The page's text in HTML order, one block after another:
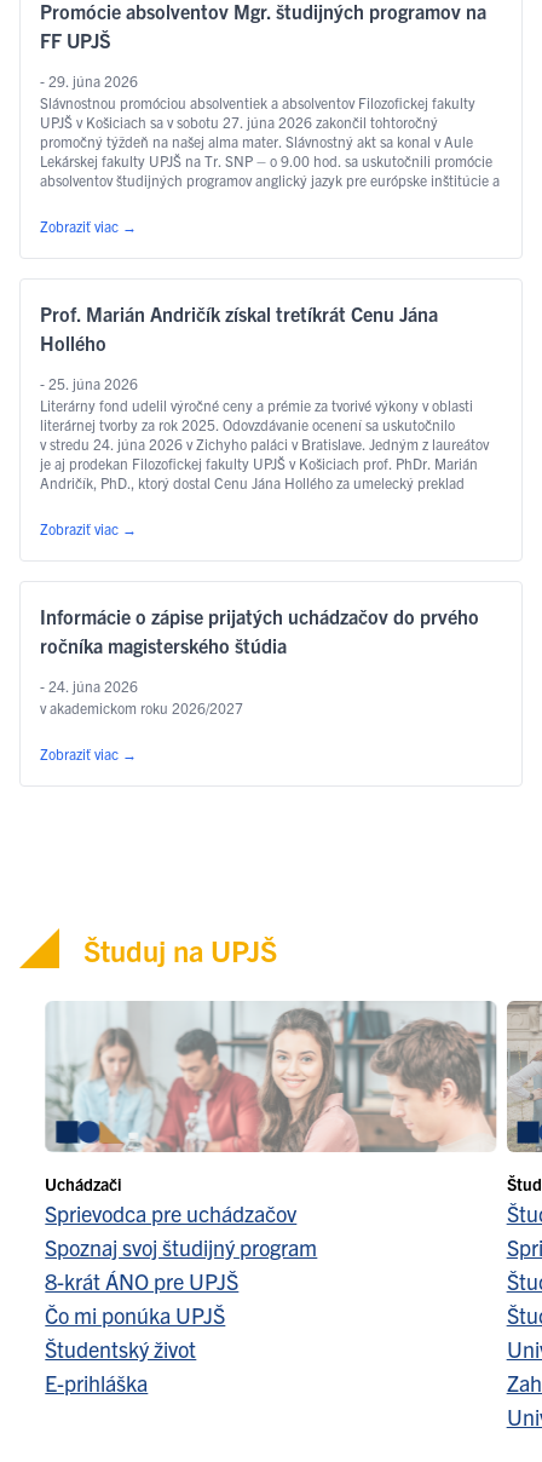
Promócie absolventov Mgr. študijných programov na
FF UPJŠ
- 29. júna 2026
Slávnostnou promóciou absolventiek a absolventov Filozofickej fakulty
UPJŠ v Košiciach sa v sobotu 27. júna 2026 zakončil tohtoročný
promočný týždeň na našej alma mater. Slávnostný akt sa konal v Aule
Lekárskej fakulty UPJŠ na Tr. SNP – o 9.00 hod. sa uskutočnili promócie
absolventov študijných programov anglický jazyk pre európske inštitúcie a
Čítať ďalej
Zobraziť viac →
Prof. Marián Andričík získal tretíkrát Cenu Jána
Hollého
- 25. júna 2026
Literárny fond udelil výročné ceny a prémie za tvorivé výkony v oblasti
literárnej tvorby za rok 2025. Odovzdávanie ocenení sa uskutočnilo
v stredu 24. júna 2026 v Zichyho paláci v Bratislave. Jedným z laureátov
je aj prodekan Filozofickej fakulty UPJŠ v Košiciach prof. PhDr. Marián
Andričík, PhD., ktorý dostal Cenu Jána Hollého za umelecký preklad
Zobraziť viac
→
Informácie o zápise prijatých uchádzačov do prvého
ročníka magisterského štúdia
- 24. júna 2026
v akademickom roku 2026/2027
Zobraziť viac →
Študuj na UPJŠ
Uchádzači
Sprievodca pre uchádzačov
Spoznaj svoj študijný program
8-krát ÁNO pre UPJŠ
Čo mi ponúka UPJŠ
Študentský život
E-prihláška